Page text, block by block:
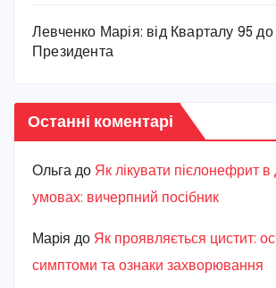
Левченко Марія: від Кварталу 95
Президента
Останні коментарі
Ольга до Як лікувати пієлонефрит
умовах: вичерпний посібник
Марiя до Як проявляється цистит:
симптоми та ознаки захворювання